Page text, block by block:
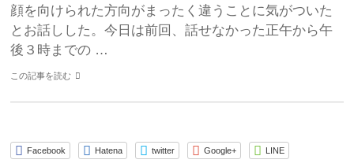
顔を向けられた方向がまったく違うことに気がついた
とお話しした。今日は前回、話せなかった正午から午
後３時までの …
この記事を読む
Facebook Hatena twitter Google+ LINE